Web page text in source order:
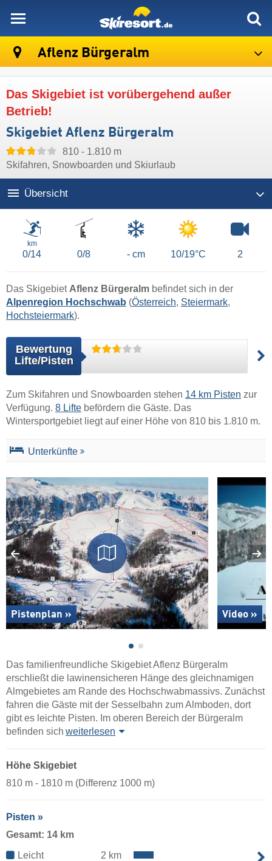
Aflenz Bürgeralm
Das Skigebiet ist vorübergehend außer
Betrieb!
Skigebiet Aflenz Bürgeralm
810 - 1.810 m
Skifahren, Snowboarden und Skiurlaub
Übersicht
km
0/14
Lifte/Bahnen
0/8 - cm 10/19°C 2
Das Skigebiet Aflenz Bürgeralm befindet sich in der
Alpenregion Hochschwab (Österreich, Steiermark,
Hochsteiermark).
Bewertung
Lifte/Pisten
Zum Skifahren und Snowboarden stehen 14 km Pisten zur
Verfügung. 8 Lifte befördern die Gäste. Das
Wintersportgebiet liegt auf einer Höhe von 810 bis 1.810 m.
Unterkünfte
Pistenplan » Video »
Das familienfreundliche Skigebiet Aflenz Bürgeralm
erschließt die lawinensicheren Hänge des gleichnamigen
Almgebietes am Rande des Hochschwabmassivs. Zunächst
fahren die Gäste mit der Sesselbahn zum Almboden, dort
gibt es leichte Pisten. Im oberen Bereich der Bürgeralm
befinden sich weiterlesen
Höhe Skigebiet
810 m - 1810 m (Differenz 1000 m)
Pisten »
Gesamt: 14 km
Leicht
2 km